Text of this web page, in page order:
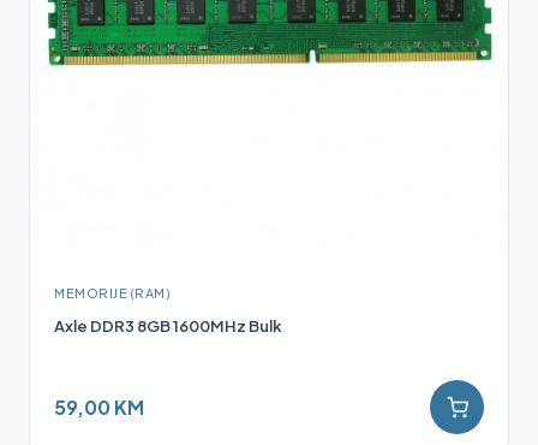
MEMORIJE (RAM)
Axle DDR3 8GB 1600MHz Bulk
59,00 KM